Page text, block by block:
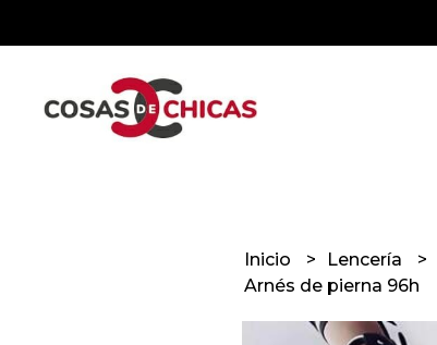
Inicio Lencería
Arnés de pierna 96h